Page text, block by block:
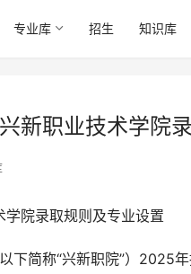
专业库 招生 知识库
新职业技术学院
院录取规则及专业设置